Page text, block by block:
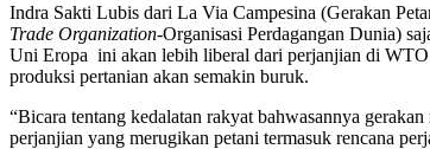
Indra Sakti Lubis dari La Via Campesina (Gerakan
Trade Organization-Organisasi Perdagangan Dunia)
Uni Eropa ini akan lebih liberal dari perjanjian di WTO.
produksi pertanian akan semakin buruk.
“Bicara tentang kedalatan rakyat bahwasannya
perjanjian yang merugikan petani termasuk rencana